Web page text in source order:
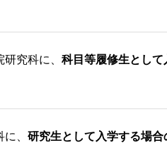
研究科に、科目等履修生とし
に、研究生として入学する場